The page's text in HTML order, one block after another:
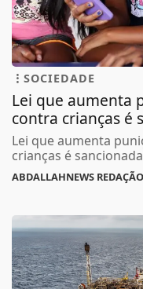
SOCIEDADE
Lei que aumenta
contra crianças é
Lei que aumenta
crianças é sancionada
ABDALLAHNEWS REDAÇÃO